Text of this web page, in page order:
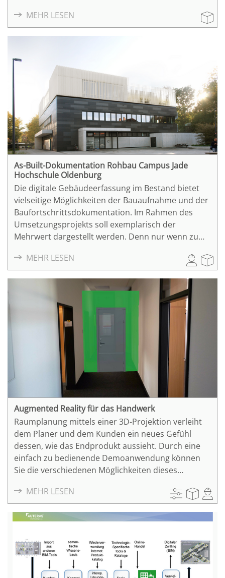
Nachmachen an.
MEHR LESEN
As-Built-Dokumentation Rohbau Campus Jade
Hochschule Oldenburg
Die digitale Gebäudeerfassung im Bestand bietet
vielseitige Möglichkeiten der Bauaufnahme und der
Baufortschrittsdokumentation. Im Rahmen des
Umsetzungsprojekts soll exemplarisch der
Mehrwert dargestellt werden. Denn nur wenn zu
erfasst sind, lässt sich der Grad an
"Unvorhergesehenem" minimieren, um so Zeit und
MEHR LESEN
Augmented Reality für das Handwerk
Raumplanung mittels einer 3D-Projektion verleiht
dem Planer und dem Kunden ein neues Gefühl
dessen, wie das Endprodukt aussieht. Durch eine
einfach zu bedienende Demoanwendung können
Sie die verschiedenen Möglichkeiten dieses
MEHR LESEN